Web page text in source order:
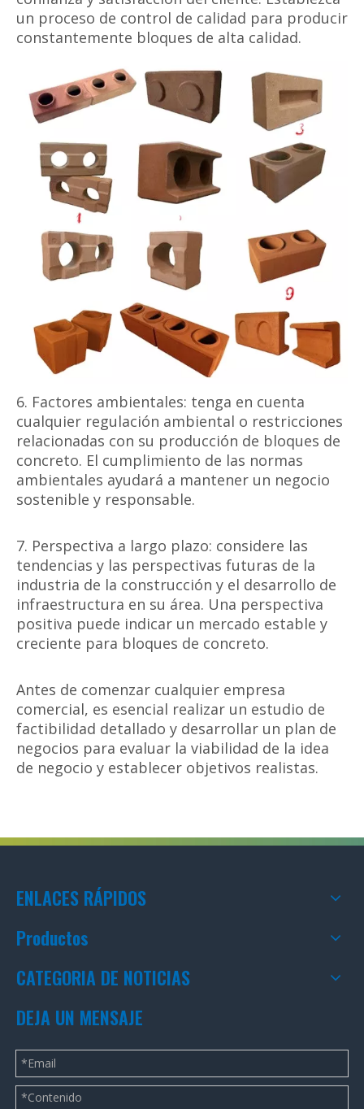
un proceso de control de calidad para producir
constantemente bloques de alta calidad.
6. Factores ambientales: tenga en cuenta
cualquier regulación ambiental o restricciones
relacionadas con su producción de bloques de
concreto. El cumplimiento de las normas
ambientales ayudará a mantener un negocio
sostenible y responsable.
7. Perspectiva a largo plazo: considere las
tendencias y las perspectivas futuras de la
industria de la construcción y el desarrollo de
infraestructura en su área. Una perspectiva
positiva puede indicar un mercado estable y
creciente para bloques de concreto.
Antes de comenzar cualquier empresa
comercial, es esencial realizar un estudio de
factibilidad detallado y desarrollar un plan de
negocios para evaluar la viabilidad de la idea
de negocio y establecer objetivos realistas.
ENLACES RÁPIDOS
Productos
CATEGORIA DE NOTICIAS
DEJA UN MENSAJE